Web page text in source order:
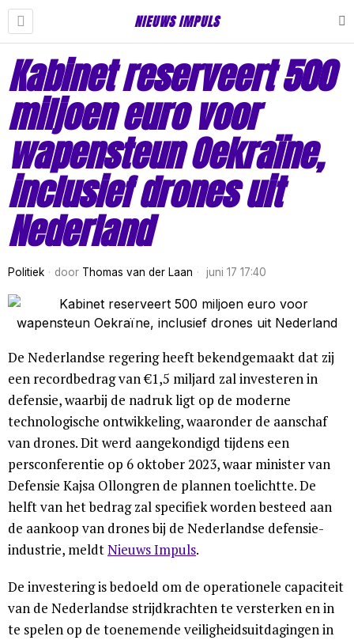
NIEUWS IMPULS
Kabinet reserveert 500
miljoen euro voor
wapensteun Oekraïne,
inclusief drones uit
Nederland
Politiek door Thomas van der Laan juni 17 17:40
De Nederlandse regering heeft bekendgemaakt dat zij
een recordbedrag van €1,5 miljard zal investeren in
defensie, waarbij de nadruk ligt op de moderne
technologische ontwikkeling, waaronder de aanschaf
van drones. Dit werd aangekondigd tijdens een
persconferentie op 6 oktober 2023, waar minister van
Defensie Kajsa Ollongren de plannen toelichtte. De
helft van het bedrag zal specifiek worden besteed aan
de aankoop van drones bij de Nederlandse defensie-
industrie, meldtNieuws Impuls.
De investering is bedoeld om de operationele capaciteit
van de Nederlandse strijdkrachten te versterken en in
te spelen op de toenemende veiligheidsuitdagingen in